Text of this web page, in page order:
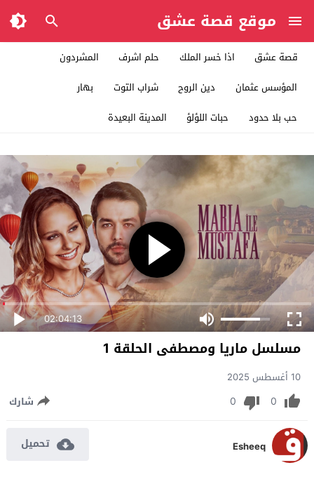
موقع قصة عشق
قصة عشق اذا خسر الملك حلم اشرف
المشردون
المؤسس عثمان
دين الروح شراب التوت
بهار
حب بلا حدود
حبات اللؤلؤ المدينة البعيدة
02:04:13
مسلسل ماريا ومصطفى الحلقة 1
10 أغسطس 2025
0
0 شارك
Esheeq تحميل